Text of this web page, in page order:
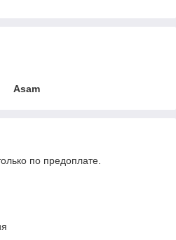
Asam
по предоплате.